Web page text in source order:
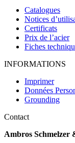
Catalogues
Notices
Certificats
Prix de l’acier
Fiches
INFORMATIONS
Imprimer
Données
Grounding
Contact
Ambros Schmelzer